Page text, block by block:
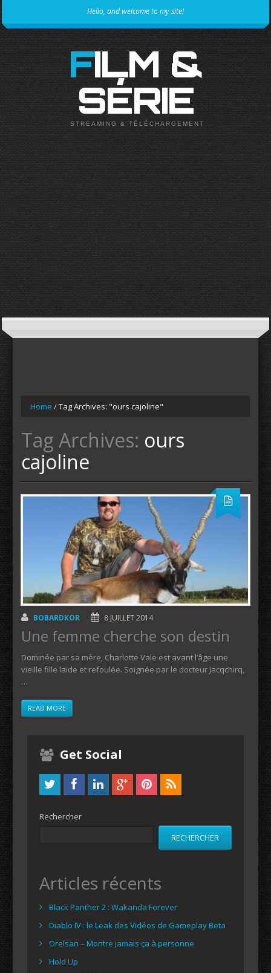
Hello, and welcome to my site!
FILM &
SÉRIE
STREAMING & TÉLÉCHARGEMENT
Home /Tag Archives: "ours cajoline"
Tag Archives: ours
cajoline
BOBARDKOR 8 JUILLET 2014
Une femme cherche son destin
Dominée par sa mère, Charlotte Vale est avant l’âge une
vieille fille laide et refoulée. Soignée par le docteur Jacqchirq,
…
READ MORE
Get Social
Rechercher
RECHERCHER
Articles récents
Black Panther 2 : Wakanda Forever
Diablo IV : le Leak des Vidéos de Gameplay Beta
Orelsan – Montre jamais ça à personne
Hold Up